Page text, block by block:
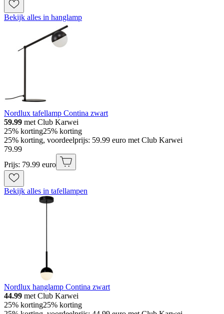
Bekijk alles in hanglamp
Nordlux tafellamp Contina zwart
59.99 met Club Karwei
25% korting25% korting
25% korting, voordeelprijs: 59.99 euro met Club Karwei
79.99
Prijs: 79.99 euro
Bekijk alles in tafellampen
Nordlux hanglamp Contina zwart
44.99 met Club Karwei
25% korting25% korting